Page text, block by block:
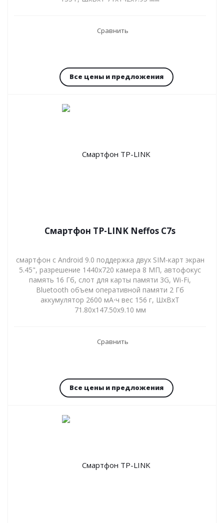
Сравнить
Все цены и предложения
Смартфон TP-LINK Neffos C7s
смартфон с Android 9.0 поддержка двух SIM-карт экран
5.45", разрешение 1440x720 камера 8 МП, автофокус
память 16 Гб, слот для карты памяти 3G, Wi-Fi,
Bluetooth объем оперативной памяти 2 Гб
аккумулятор 2600 мА⋅ч вес 156 г, ШxВxТ
71.80x147.50x9.10 мм
Сравнить
Все цены и предложения